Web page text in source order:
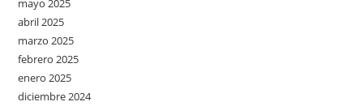
abril 2025
marzo 2025
febrero 2025
enero 2025
diciembre 2024